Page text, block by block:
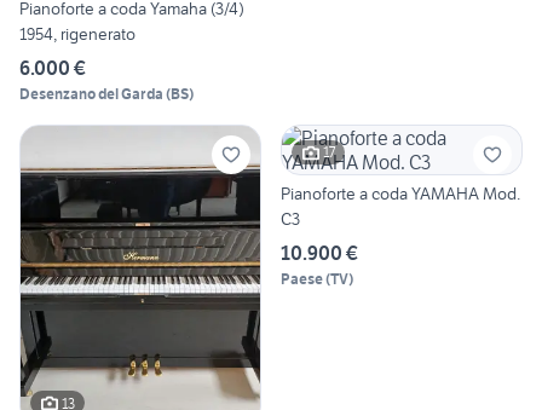
Pianoforte a coda Yamaha (3/4)
1954, rigenerato
6.000 €
Desenzano del Garda (BS)
13
17
Pianoforte a coda YAMAHA Mod.
C3
10.900 €
Paese(TV)